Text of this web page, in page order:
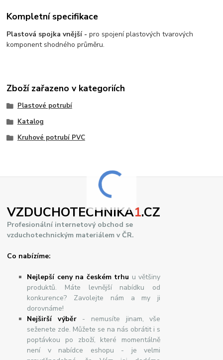
Kompletní specifikace
Plastová spojka vnější -pro spojení plastových tvarových
komponent shodného průměru.
Zboží zařazeno v kategoriích
Plastové potrubí
Katalog
Kruhové potrubí PVC
VZDUCHOTECHNIKA1.CZ
Profesionální internetový obchod se
vzduchotechnickým materiálem v ČR.
Co nabízíme:
Nejlepší ceny na českém trhu u většiny
produktů. Máte levnější nabídku od
konkurence? Zavolejte nám a my ji
dorovnáme!
Nejširšívýběr- nemusíte jinam, vše
seženete zde. Můžete se na nás obrátit i s
poptávkou po zboží, které momentálně
není v nabídce eshopu - je velmi